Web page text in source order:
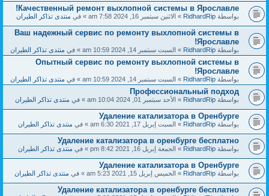
Качественный ремонт выхлопной системы в Ярославле!
بواسطة RidhardRip » الاثنين سبتمبر 16, 2024 7:58 am » في منتدى تذاكر الطيران
Ваш надежный сервис по ремонту выхлопной системы в
Ярославле!
بواسطة RidhardRip » السبت سبتمبر 14, 2024 10:59 am » في منتدى تذاكر الطيران
Опытный сервис по ремонту выхлопной системы в
Ярославле!
بواسطة RidhardRip » السبت سبتمبر 14, 2024 10:59 am » في منتدى تذاكر الطيران
Профессиональный подход
بواسطة RidhardRip » الأحد سبتمبر 01, 2024 10:04 am » في منتدى تذاكر الطيران
Удаление катализатора в Оренбурге
بواسطة RidhardRip » السبت إبريل 17, 2021 6:30 am » في منتدى تذاكر الطيران
Удаление катализатора в оренбурге бесплатно
بواسطة RidhardRip » الجمعة إبريل 16, 2021 8:42 pm » في منتدى تذاكر الطيران
Удаление катализатора в Оренбурге
بواسطة RidhardRip » الخميس إبريل 15, 2021 5:23 am » في منتدى تذاكر الطيران
Удаление катализатора в оренбурге бесплатно